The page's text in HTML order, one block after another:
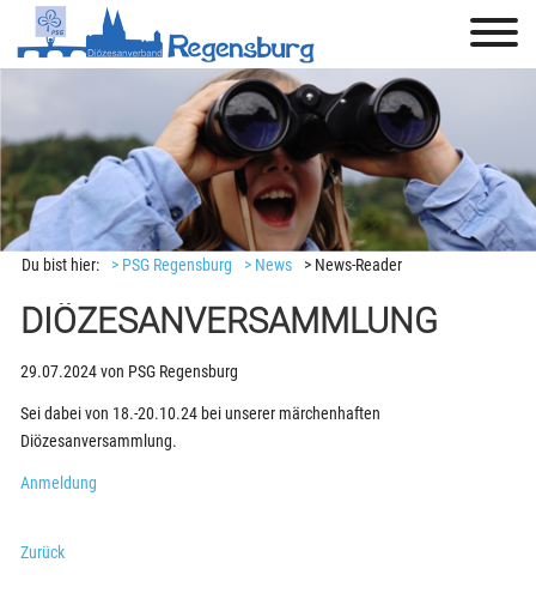
Du bist hier: > PSG Regensburg > News > News-Reader
DIÖZESANVERSAMMLUNG
29.07.2024von PSG Regensburg
Sei dabei von 18.-20.10.24 bei unserer märchenhaften
Diözesanversammlung.
Anmeldung
Zurück